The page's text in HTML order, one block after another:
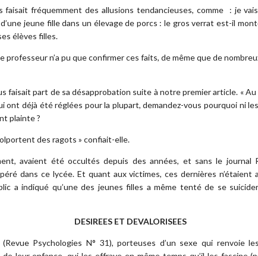
faisait fréquemment des allusions tendancieuses, comme : je
jeune fille dans un élevage de porcs : le gros verrat est-il
élèves filles.
professeur n’a pu que confirmer ces faits, de même que de
faisait part de sa désapprobation suite à notre premier article. «
ont déjà été réglées pour la plupart, demandez-vous pourquoi ni
plainte ?
des ragots » confiait-elle.
avaient été occultés depuis des années, et sans le journal
dans ce lycée. Et quant aux victimes, ces dernières n’étaient
a indiqué qu’une des jeunes filles a même tenté de se
DESIREES ET DEVALORISEES
(Revue Psychologies N° 31), porteuses d’un sexe qui renvoie